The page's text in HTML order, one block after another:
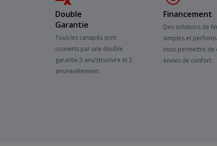
Double
Garantie
Tous les canapés sont
couverts par une double
garantie 5 ans/structure et 2
ans/revêtement.
Financement
Des solutions de
simples et
vous permettre de
envies de confort.